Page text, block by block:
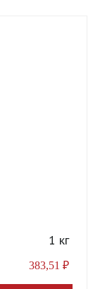
1 кг
383,51 ₽